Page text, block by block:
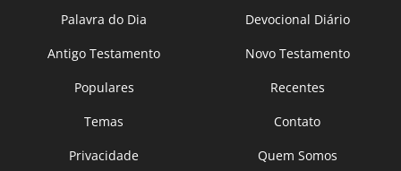
Palavra do Dia
Devocional Diário
Antigo Testamento
Novo Testamento
Populares
Recentes
Temas
Contato
Privacidade
Quem Somos